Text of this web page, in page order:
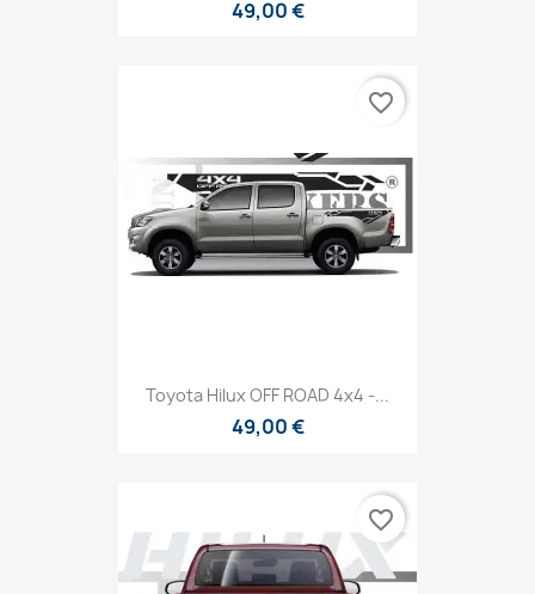
49,00 €
Toyota Hilux OFF ROAD 4x4 -...
49,00 €
favorite_border
favorite_border